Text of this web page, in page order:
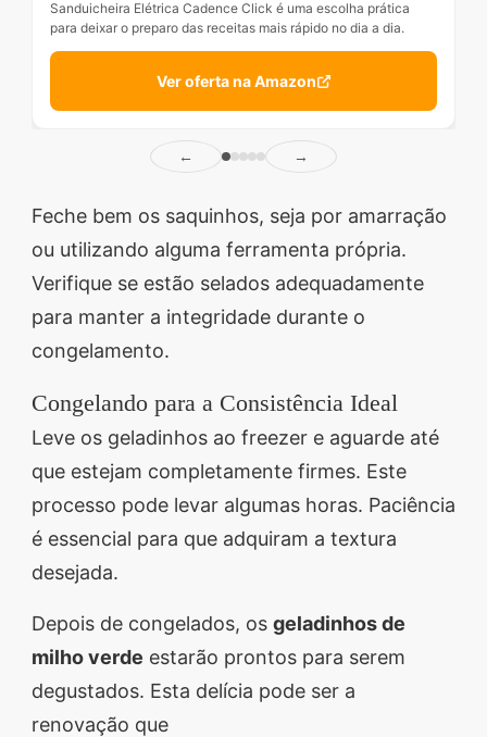
Sanduicheira Elétrica Cadence Click é uma escolha prática
para deixar o preparo das receitas mais rápido no dia a dia.
Ver oferta na Amazon
← →
Feche bem os saquinhos, seja por amarração
ou utilizando alguma ferramenta própria.
Verifique se estão selados adequadamente
para manter a integridade durante o
congelamento.
Congelando para a Consistência Ideal
Leve os geladinhos ao freezer e aguarde até
que estejam completamente firmes. Este
processo pode levar algumas horas. Paciência
é essencial para que adquiram a textura
desejada.
Depois de congelados, os geladinhos de
milho verde estarão prontos para serem
degustados. Esta delícia pode ser a
renovação que